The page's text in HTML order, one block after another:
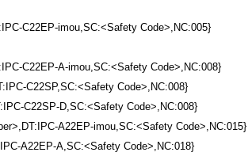
imou,SC:<Safety Code>,NC:005}
A-imou,SC:<Safety Code>,NC:008}
C22SP,SC:<Safety Code>,NC:008}
C22SP-D,SC:<Safety Code>,NC:008}
A22EP-imou,SC:<Safety Code>,NC:015}
A22EP-A,SC:<Safety Code>,NC:018}